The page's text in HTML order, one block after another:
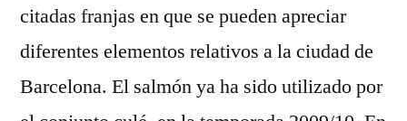
citadas franjas en que se pueden apreciar
diferentes elementos relativos a la ciudad de
Barcelona. El salmón ya ha sido utilizado por